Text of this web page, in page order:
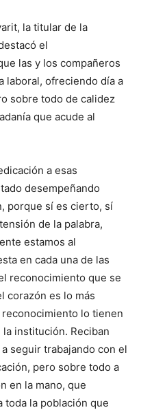
la titular de la
el
las y los compañeros
laboral, ofreciendo día a
sobre todo de calidez
que acude al
a esas
desempeñando
porque sí es cierto, sí
de la palabra,
estamos al
en cada una de las
reconocimiento que se
corazón es lo más
lo tienen
institución. Reciban
seguir trabajando con el
pero sobre todo a
en la mano, que
toda la población que